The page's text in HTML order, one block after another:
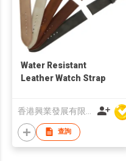
Water Resistant
Leather Watch Strap
查詢